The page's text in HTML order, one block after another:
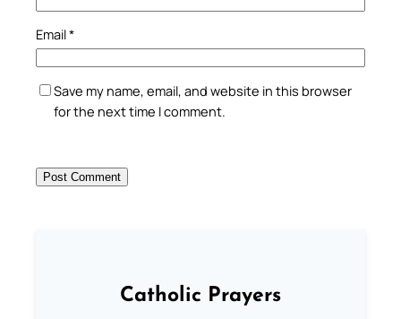
Email*
Save my name, email, and website in this browser
for the next time I comment.
Catholic Prayers